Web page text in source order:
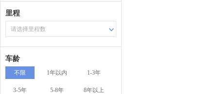
里程
请选择里程数
车龄
不限 1年以内 1-3年
3-5年 5-8年 8年以上